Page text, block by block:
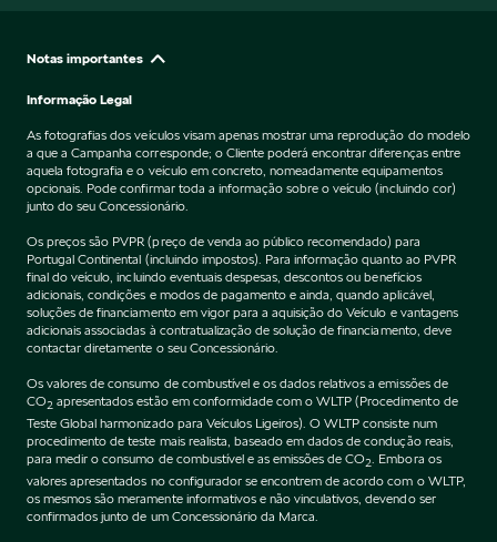
Notas importantes
Informação Legal
As fotografias dos veículos visam apenas mostrar uma reprodução do modelo
a que a Campanha corresponde; o Cliente poderá encontrar diferenças entre
aquela fotografia e o veículo em concreto, nomeadamente equipamentos
opcionais. Pode confirmar toda a informação sobre o veículo (incluindo cor)
junto do seu Concessionário.
Os preços são PVPR (preço de venda ao público recomendado) para
Portugal Continental (incluindo impostos). Para informação quanto ao PVPR
final do veículo, incluindo eventuais despesas, descontos ou benefícios
adicionais, condições e modos de pagamento e ainda, quando aplicável,
soluções de financiamento em vigor para a aquisição do Veículo e vantagens
adicionais associadas à contratualização de solução de financiamento, deve
contactar diretamente o seu Concessionário.
Os valores de consumo de combustível e os dados relativos a emissões de
CO2 apresentados estão em conformidade com o WLTP (Procedimento de
Teste Global harmonizado para Veículos Ligeiros). O WLTP consiste num
procedimento de teste mais realista, baseado em dados de condução reais,
para medir o consumo de combustível e as emissões de CO2 . Embora os
valores apresentados no configurador se encontrem de acordo com o WLTP,
os mesmos são meramente informativos e não vinculativos, devendo ser
confirmados junto de um Concessionário da Marca.